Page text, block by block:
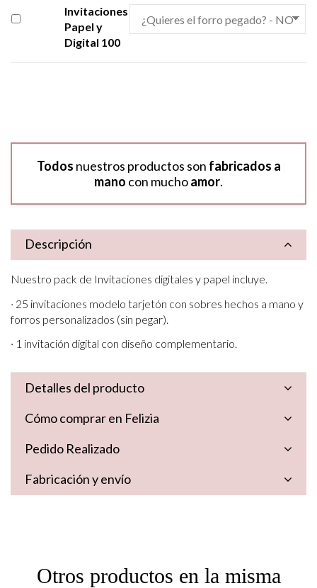
Invitaciones
Papel y
Digital 100
Todos nuestros productos son fabricados a
mano con muchoamor.
Descripción
Nuestro pack de Invitaciones digitales y papel incluye.
· 25 invitaciones modelo tarjetón con sobres hechos a mano y
forros personalizados (sin pegar).
· 1 invitación digital con diseño complementario.
Detalles del producto
Cómo comprar en Felizia
Pedido Realizado
Fabricación y envío
Otros productos en la misma